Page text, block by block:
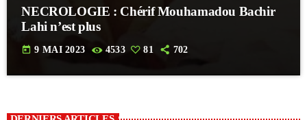
NECROLOGIE : Chérif Mouhamadou Bachir
Lahi n’est plus
today 9 MAI 2023 4533 81 702